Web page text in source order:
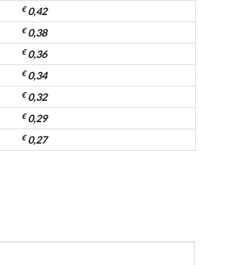
€0,42
€0,38
€0,36
€0,34
€0,32
€0,29
€0,27